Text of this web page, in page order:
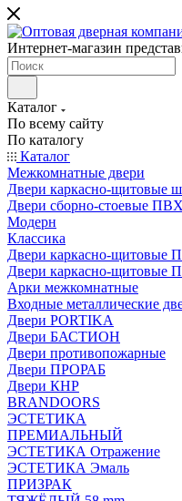
Интернет-магазин
Каталог
По всему сайту
По каталогу
Каталог
Межкомнатные двери
Двери каркасно-щитовые
Двери сборно-стоевые ПВХ
Модерн
Классика
Двери каркасно-щитовые
Двери каркасно-щитовые
Арки межкомнатные
Входные металлические
Двери PORTIKA
Двери БАСТИОН
Двери противопожарные
Двери ПРОРАБ
Двери КНР
BRANDOORS
ЭСТЕТИКА
ПРЕМИАЛЬНЫЙ
ЭСТЕТИКА Отражение
ЭСТЕТИКА Эмаль
ПРИЗРАК